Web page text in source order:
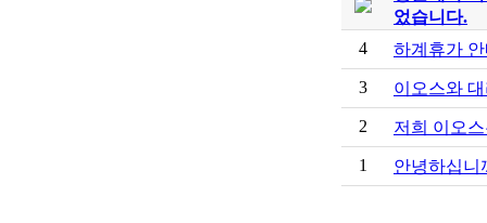
었습니다.
4
하계휴가
3 이오스와
2 저희 이오
1 안녕하십니